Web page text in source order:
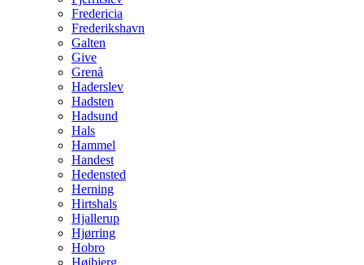
Fredericia
Frederikshavn
Galten
Give
Grenå
Haderslev
Hadsten
Hadsund
Hals
Hammel
Handest
Hedensted
Herning
Hirtshals
Hjallerup
Hjørring
Hobro
Højbjerg